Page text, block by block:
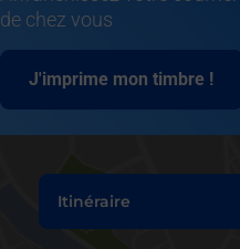
de chez vous
J'imprime mon timbre !
Itinéraire